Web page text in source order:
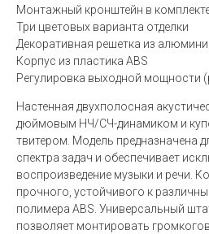
Монтажный кронштейн в
Три цветовых варианта отделки
Декоративная решетка из
Корпус из пластика ABS
Регулировка выходной мощности
Настенная двухполосная
дюймовым НЧ/СЧ-динамиком и
твитером. Модель предназначена
спектра задач и обеспечивает
воспроизведение музыки и речи.
прочного, устойчивого к
полимера ABS. Универсальный
позволяет монтировать